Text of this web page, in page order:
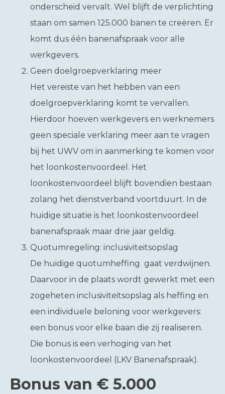
onderscheid vervalt. Wel blijft de verplichting
staan om samen 125.000 banen te creëren. Er
komt dus één banenafspraak voor alle
werkgevers.
Geen doelgroepverklaring meer
Het vereiste van het hebben van een
doelgroepverklaring komt te vervallen.
Hierdoor hoeven werkgevers en werknemers
geen speciale verklaring meer aan te vragen
bij het UWV om in aanmerking te komen voor
het loonkostenvoordeel. Het
loonkostenvoordeel blijft bovendien bestaan
zolang het dienstverband voortduurt. In de
huidige situatie is het loonkostenvoordeel
banenafspraak maar drie jaar geldig.
Quotumregeling: inclusiviteitsopslag
De huidige quotumheffing gaat verdwijnen.
Daarvoor in de plaats wordt gewerkt met een
zogeheten inclusiviteitsopslag als heffing en
een individuele beloning voor werkgevers:
een bonus voor elke baan die zij realiseren.
Die bonus is een verhoging van het
loonkostenvoordeel (LKV Banenafspraak).
Bonus van € 5.000